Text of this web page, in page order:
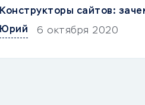
Конструкторы сайтов:
Юрий
6 октября 2020